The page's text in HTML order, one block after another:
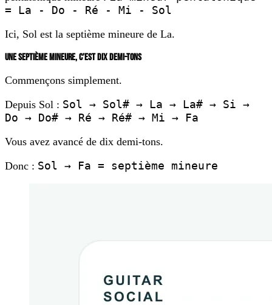
= La - Do - Ré - Mi - Sol
Ici, Sol est la septième mineure de La.
UNE SEPTIÈME MINEURE, C’EST DIX DEMI-TONS
Commençons simplement.
Depuis Sol : Sol → Sol# → La → La# → Si →
Do → Do# → Ré → Ré# → Mi → Fa
Vous avez avancé de dix demi-tons.
Donc : Sol → Fa = septième mineure